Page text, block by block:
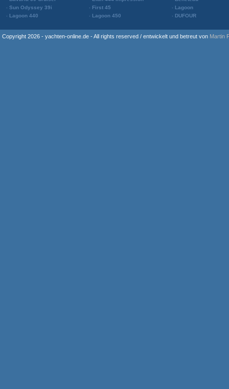
Sun Odyssey 39i
Lagoon 440
First 45
Lagoon 450
Lagoon
DUFOUR
Copyright 2026 - yachten-online.de - All rights reserved / entwickelt und betreut von Martin